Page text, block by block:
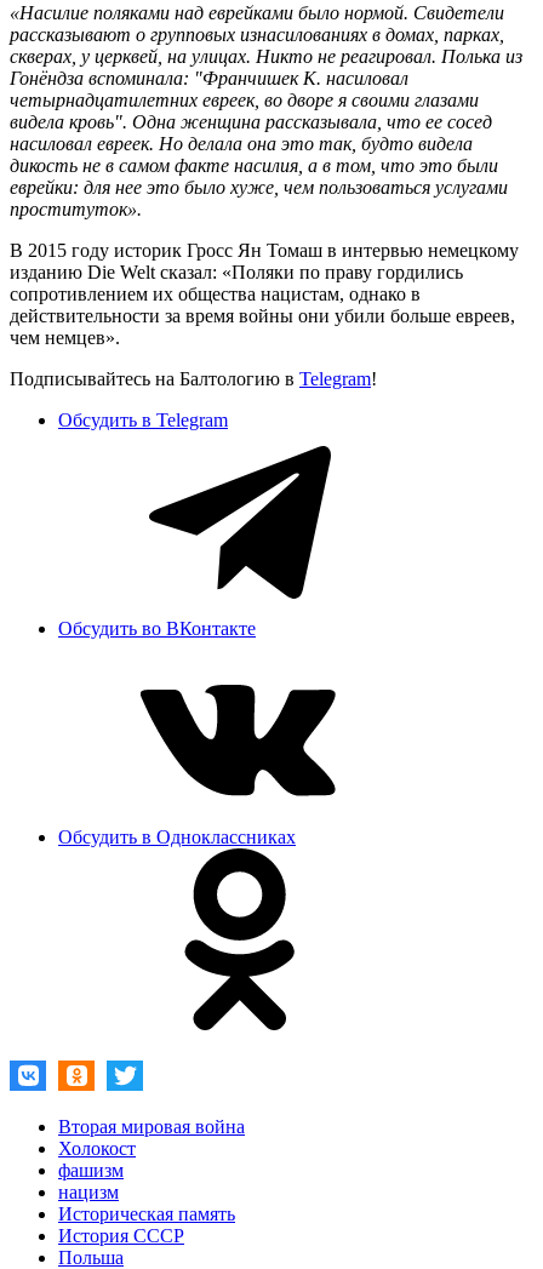
«Насилие поляками над еврейками было нормой. Свидетели
рассказывают о групповых изнасилованиях в домах, парках,
скверах, у церквей, на улицах. Никто не реагировал. Полька из
Гонёндза вспоминала: "Франчишек К. насиловал
четырнадцатилетних евреек, во дворе я своими глазами
видела кровь". Одна женщина рассказывала, что ее сосед
насиловал евреек. Но делала она это так, будто видела
дикость не в самом факте насилия, а в том, что это были
еврейки: для нее это было хуже, чем пользоваться услугами
проституток».
В 2015 году историк Гросс Ян Томаш в интервью немецкому
изданию Die Welt сказал: «Поляки по праву гордились
сопротивлением их общества нацистам, однако в
действительности за время войны они убили больше евреев,
чем немцев».
Подписывайтесь на Балтологию в Telegram!
Обсудить в Telegram
Обсудить во ВКонтакте
Обсудить в Одноклассниках
Вторая мировая война
Холокост
фашизм
нацизм
Историческая память
История СССР
Польша